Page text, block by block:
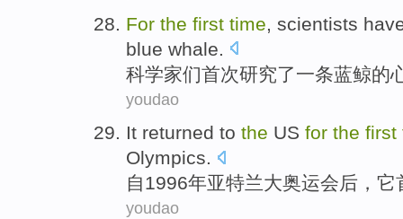
For the first time , scientists
blue whale.
科学家们首次研究了一条蓝鲸的
youdao
It returned to the US for the first
Olympics.
自1996年亚特兰大奥运会后，它
youdao